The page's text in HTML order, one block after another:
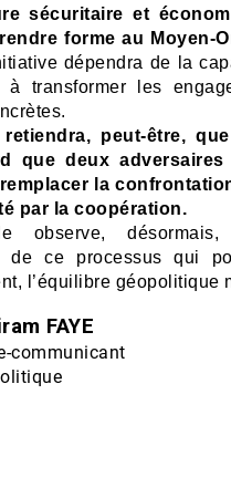
sécuritaire et
forme au Moyen-
dépendra de la
à transformer les
retiendra, peut-être,
que deux
la
par la coopération.
observe,
de ce processus qui
l’équilibre géopolitique
FAYE
communicant